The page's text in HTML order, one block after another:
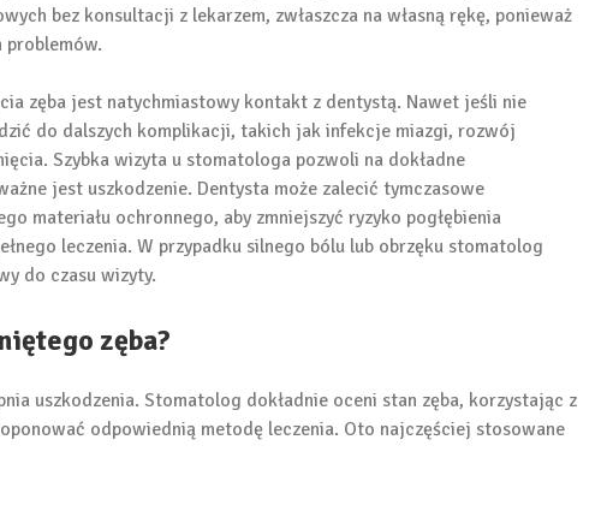
bez konsultacji z lekarzem, zwłaszcza na własną rękę, ponieważ
problemów.
zęba jest natychmiastowy kontakt z dentystą. Nawet jeśli nie
do dalszych komplikacji, takich jak infekcje miazgi, rozwój
Szybka wizyta u stomatologa pozwoli na dokładne
jest uszkodzenie. Dentysta może zalecić tymczasowe
materiału ochronnego, aby zmniejszyć ryzyko pogłębienia
leczenia. W przypadku silnego bólu lub obrzęku stomatolog
do czasu wizyty.
zęba?
uszkodzenia. Stomatolog dokładnie oceni stan zęba, korzystając z
odpowiednią metodę leczenia. Oto najczęściej stosowane